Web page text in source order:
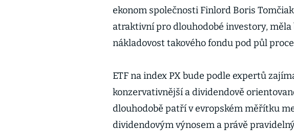
ekonom společnosti Finlord Boris
atraktivní pro dlouhodobé investory,
nákladovost takového fondu pod půl
ETF na index PX bude podle expertů
konzervativnější a dividendově
dlouhodobě patří v evropském měřítku
dividendovým výnosem a právě